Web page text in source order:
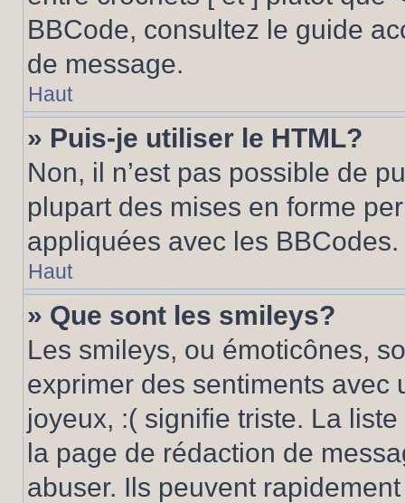
BBCode, consultez le guide
de message.
Haut
» Puis-je utiliser le HTML?
Non, il n’est pas possible de
plupart des mises en forme
appliquées avec les BBCodes.
Haut
» Que sont les smileys?
Les smileys, ou émoticônes,
exprimer des sentiments avec
joyeux, :( signifie triste. La
la page de rédaction de
abuser. Ils peuvent